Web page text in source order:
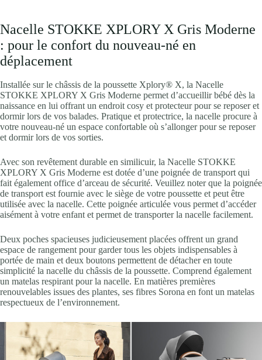
Nacelle STOKKE XPLORY X Gris Moderne
: pour le confort du nouveau-né en
déplacement
Installée sur le châssis de la poussette Xplory® X, la Nacelle
STOKKE XPLORY X Gris Moderne permet d’accueillir bébé dès la
naissance en lui offrant un endroit cosy et protecteur pour se reposer et
dormir lors de vos balades. Pratique et protectrice, la nacelle procure à
votre nouveau-né un espace confortable où s’allonger pour se reposer
et dormir lors de vos sorties.
Avec son revêtement durable en similicuir, la Nacelle STOKKE
XPLORY X Gris Moderne est dotée d’une poignée de transport qui
fait également office d’arceau de sécurité. Veuillez noter que la poignée
de transport est fournie avec le siège de votre poussette et peut être
utilisée avec la nacelle. Cette poignée articulée vous permet d’accéder
aisément à votre enfant et permet de transporter la nacelle facilement. ​
Deux poches spacieuses judicieusement placées offrent un grand
espace de rangement pour garder tous les objets indispensables à
portée de main et deux boutons permettent de détacher en toute
simplicité la nacelle du châssis de la poussette. Comprend également
un matelas respirant pour la nacelle. En matières premières
renouvelables issues des plantes, ses fibres Sorona en font un matelas
respectueux de l’environnement. ​